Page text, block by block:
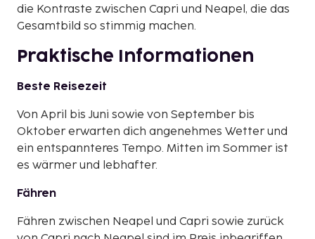
die Kontraste zwischen Capri und Neapel, die das
Gesamtbild so stimmig machen.
Praktische Informationen
Beste Reisezeit
Von April bis Juni sowie von September bis
Oktober erwarten dich angenehmes Wetter und
ein entspannteres Tempo. Mitten im Sommer ist
es wärmer und lebhafter.
Fähren
Fähren zwischen Neapel und Capri sowie zurück